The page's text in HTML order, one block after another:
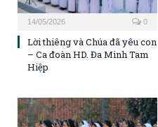
14/05/2026 0
Lời thiêng và Chúa đã yêu con
– Ca đoàn HD. Đa Minh Tam
Hiệp